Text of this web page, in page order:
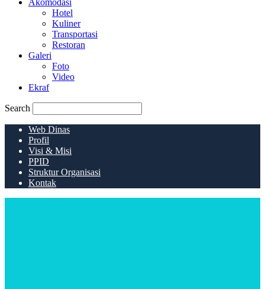
Akomodasi
Hotel
Kuliner
Transportasi
Restoran
Galeri
Foto
Video
Ekraf
Search
Web Dinas
Profil
Visi & Misi
PPID
Struktur Organisasi
Kontak